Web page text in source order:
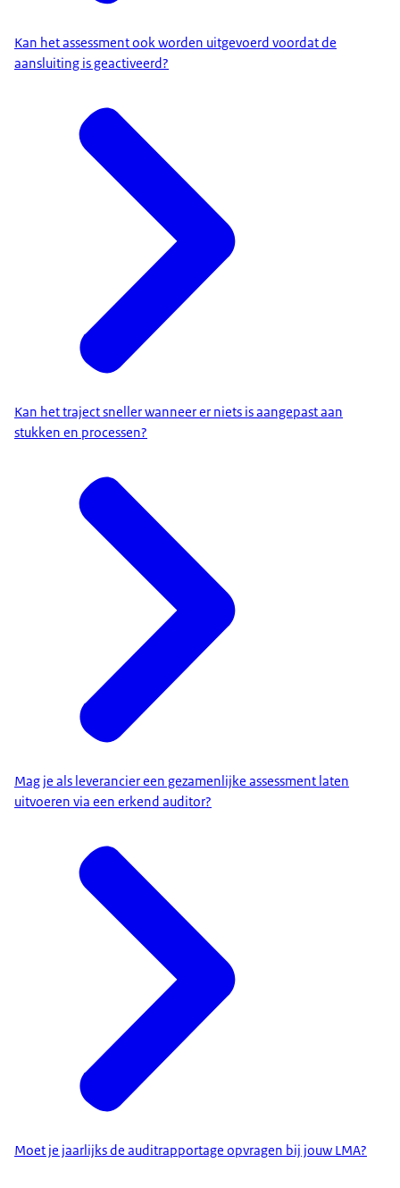
Kan het assessment ook worden uitgevoerd voordat de
aansluiting is geactiveerd?
Kan het traject sneller wanneer er niets is aangepast aan
stukken en processen?
Mag je als leverancier een gezamenlijke assessment laten
uitvoeren via een erkend auditor?
Moet je jaarlijks de auditrapportage opvragen bij jouw LMA?